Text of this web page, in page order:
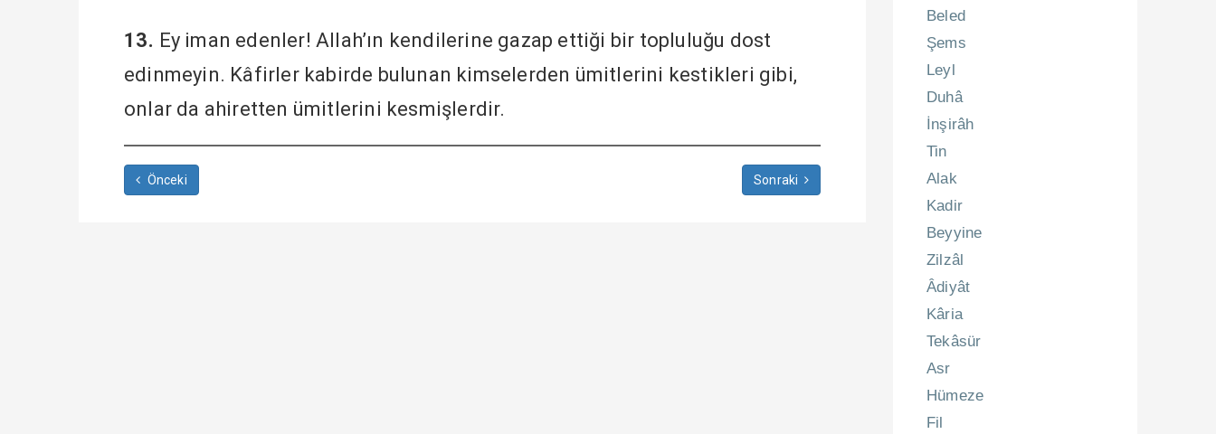
13. Ey iman edenler! Allah’ın kendilerine gazap ettiği bir topluluğu dost
edinmeyin. Kâfirler kabirde bulunan kimselerden ümitlerini kestikleri gibi,
onlar da ahiretten ümitlerini kesmişlerdir.
Önceki Sonraki
Beled
Şems
Leyl
Duhâ
İnşirâh
Tin
Alak
Kadir
Beyyine
Zilzâl
Âdiyât
Kâria
Tekâsür
Asr
Hümeze
Fil